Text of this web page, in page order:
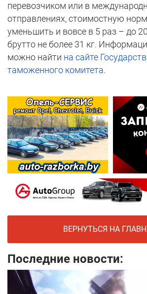
перевозчиком или в
отправлениях, стоимостную
уменьшить и вовсе в 5 раз – до
брутто не более 31 кг.
можно найти на сайте
таможенного комитета.
ВЕРНУТЬСЯ НА
Последние новости: